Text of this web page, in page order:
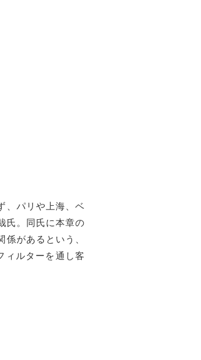
、パリや上海、ベ
氏。同氏に本章の
があるという、
ィルターを通し客